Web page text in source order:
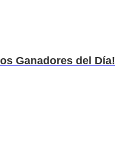
Ganadores del Día!